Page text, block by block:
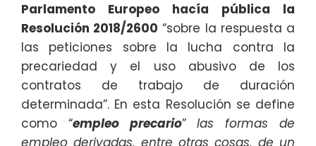
Parlamento Europeo hacía pública la
Resolución 2018/2600 “sobre la respuesta a
las peticiones sobre la lucha contra la
precariedad y el uso abusivo de los
contratos de trabajo de duración
determinada”. En esta Resolución se define
como “empleo precario”las formas de
empleo derivadas, entre otras cosas, de un